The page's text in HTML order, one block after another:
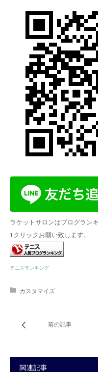
ラケットサロンはブログラン
1クリックお願い致します。
テニスランキング
カスタマイズ
前の記事
関連記事